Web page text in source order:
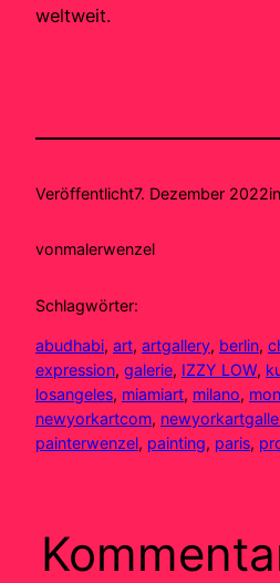
weltweit.
Veröffentlicht7. Dezember 2022in
vonmalerwenzel
Schlagwörter:
abudhabi, art, artgallery, berlin,
expression, galerie, IZZY LOW,
losangeles, miamiart, milano,
newyorkartcom,
painterwenzel, painting, paris,